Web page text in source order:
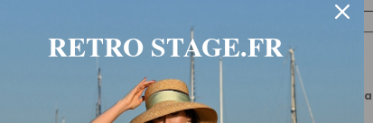
déjà 2 pouces (environ 5 cm) supplémentaires pour
RETRO STAGE.FR